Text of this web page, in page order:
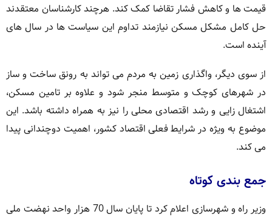
قیمت ها و کاهش فشار تقاضا کمک کند. هرچند کارشناسان معتقدند
حل کامل مشکل مسکن نیازمند تداوم این سیاست ها در سال های
آینده است.
از سوی دیگر، واگذاری زمین به مردم می تواند به رونق ساخت و ساز
در شهرهای کوچک و متوسط منجر شود و علاوه بر تامین مسکن،
اشتغال زایی و رشد اقتصادی محلی را نیز به همراه داشته باشد. این
موضوع به ویژه در شرایط فعلی اقتصاد کشور، اهمیت دوچندانی پیدا
می کند.
جمع بندی کوتاه
وزیر راه و شهرسازی اعلام کرد تا پایان سال 70 هزار واحد نهضت ملی